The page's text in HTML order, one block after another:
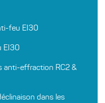
feu EI30
EI30
anti-effraction RC2 &
dans les